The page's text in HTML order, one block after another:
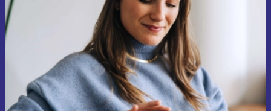
Nie przegap żadnej oferty.
Zarejestruj się
Informacje na temat używania danych osobowych znajdują się w